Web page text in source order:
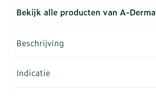
Bekijk alle producten van A-Derma
Beschrijving
Indicatie